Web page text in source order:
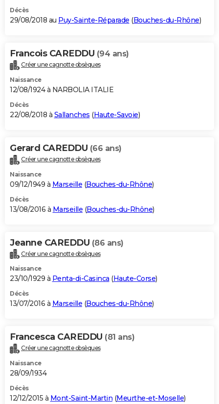
Décès
29/08/2018 au Puy-Sainte-Réparade (Bouches-du-Rhône)
Francois CAREDDU (94 ans)
Créer une cagnotte obsèques
Naissance
12/08/1924 à NARBOLIA ITALIE
Décès
22/08/2018 à Sallanches (Haute-Savoie)
Gerard CAREDDU (66 ans)
Créer une cagnotte obsèques
Naissance
09/12/1949 à Marseille (Bouches-du-Rhône)
Décès
13/08/2016 à Marseille (Bouches-du-Rhône)
Jeanne CAREDDU (86 ans)
Créer une cagnotte obsèques
Naissance
23/10/1929 à Penta-di-Casinca (Haute-Corse)
Décès
13/07/2016 à Marseille (Bouches-du-Rhône)
Francesca CAREDDU (81 ans)
Créer une cagnotte obsèques
Naissance
28/09/1934
Décès
12/12/2015 à Mont-Saint-Martin (Meurthe-et-Moselle)